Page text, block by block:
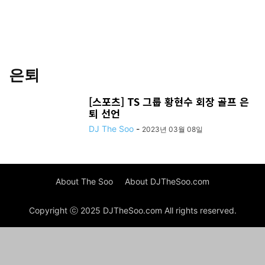
은퇴
[스포츠] TS 그룹 황현수 회장 골프 은
퇴 선언
DJ The Soo - 2023년 03월 08일
About The Soo About DJTheSoo.com
Copyright ⓒ 2025 DJTheSoo.com All rights reserved.